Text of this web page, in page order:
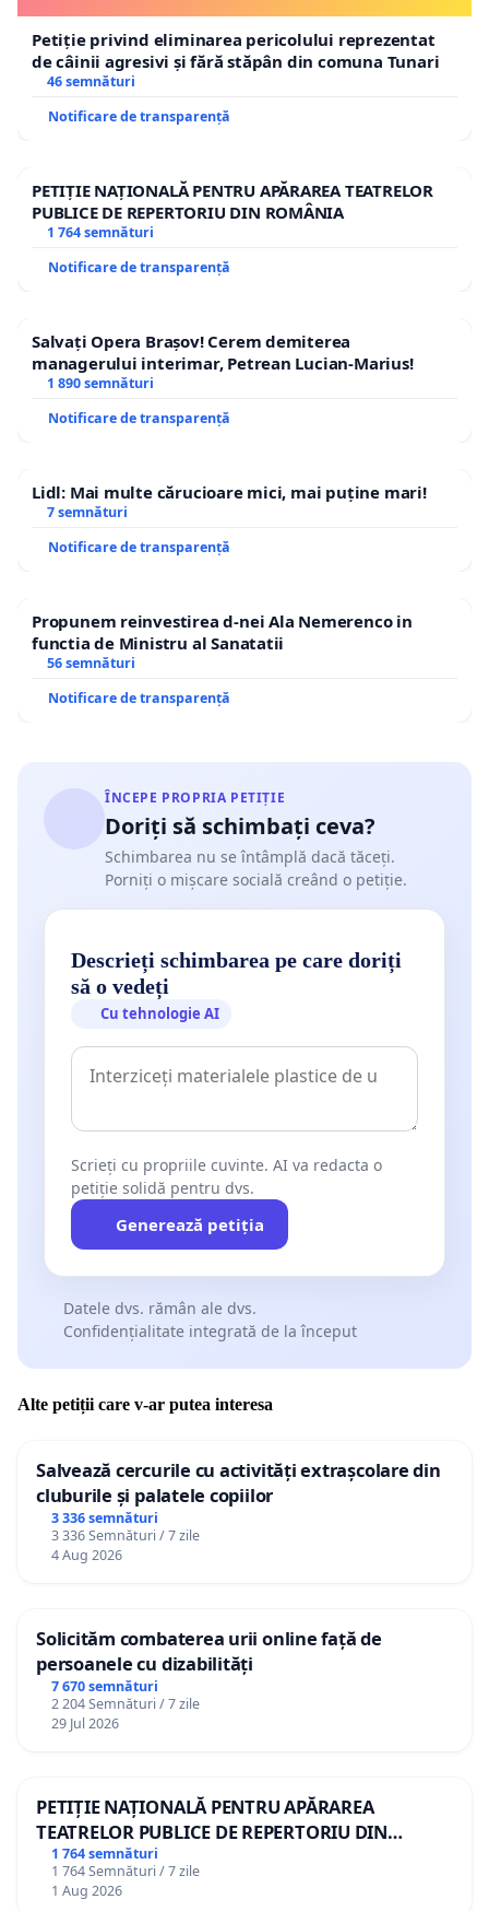
Petiție privind eliminarea pericolului reprezentat
de câinii agresivi și fără stăpân din comuna Tunari
46 semnături
Notificare de transparență
PETIȚIE NAȚIONALĂ PENTRU APĂRAREA TEATRELOR
PUBLICE DE REPERTORIU DIN ROMÂNIA
1 764 semnături
Notificare de transparență
Salvați Opera Brașov! Cerem demiterea
managerului interimar, Petrean Lucian-Marius!
1 890 semnături
Notificare de transparență
Lidl: Mai multe cărucioare mici, mai puține mari!
7 semnături
Notificare de transparență
Propunem reinvestirea d-nei Ala Nemerenco in
functia de Ministru al Sanatatii
56 semnături
Notificare de transparență
ÎNCEPE PROPRIA PETIȚIE
Doriți să schimbați ceva?
Schimbarea nu se întâmplă dacă tăceți.
Porniți o mișcare socială creând o petiție.
Descrieți schimbarea pe care doriți
să o vedeți
Cu tehnologie AI
Scrieți cu propriile cuvinte. AI va redacta o
petiție solidă pentru dvs.
Generează petiția
Datele dvs. rămân ale dvs.
Confidențialitate integrată de la început
Alte petiții care v-ar putea interesa
Salvează cercurile cu activități extrașcolare din
cluburile și palatele copiilor
3 336 semnături
3 336 Semnături / 7 zile
4 Aug 2026
Solicităm combaterea urii online față de
persoanele cu dizabilități
7 670 semnături
2 204 Semnături / 7 zile
29 Jul 2026
PETIȚIE NAȚIONALĂ PENTRU APĂRAREA
TEATRELOR PUBLICE DE REPERTORIU DIN
ROMÂNIA
1 764 semnături
1 764 Semnături / 7 zile
1 Aug 2026